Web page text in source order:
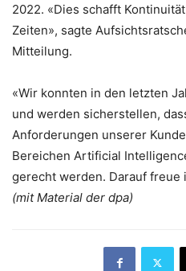
2022. «Dies schafft
Zeiten», sagte
Mitteilung.
«Wir konnten in den letzten
und werden sicherstellen,
Anforderungen unserer
Bereichen Artificial
gerecht werden. Darauf freue
(mit Material der dpa)